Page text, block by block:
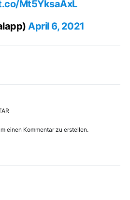
Mt5YksaAxL
April 6, 2021
einen Kommentar zu erstellen.